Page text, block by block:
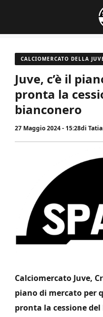
contenuto
CALCIOMERCATO DELLA
Juve, c’è il
pronta la
bianconero
27 Maggio 2024 - 15:28di
Calciomercato Juve,
piano di mercato per
pronta la cessione